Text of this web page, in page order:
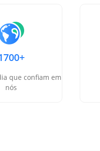
que confiam em
nós